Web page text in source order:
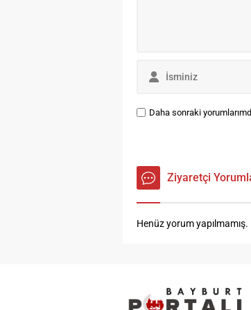
Daha sonraki
Ziyaretçi
Henüz yorum yapılmamış.